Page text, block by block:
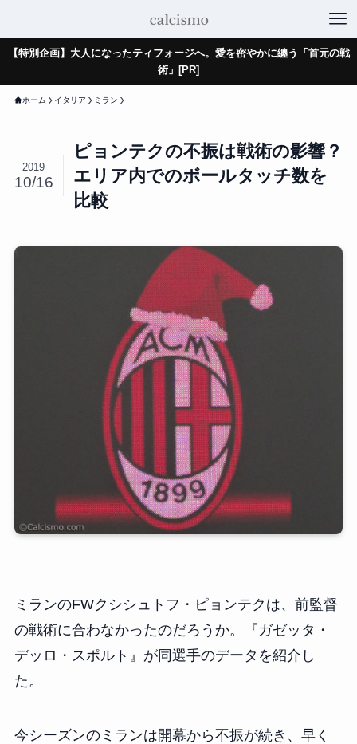
【特別企画】大人になったティフォージへ。愛を密やかに纏う「首元の戦
術」[PR]
ホーム イタリア ミラン
ピョンテクの不振は戦術の影響？
エリア内でのボールタッチ数を
比較
2019
10/16
ミランのFWクシシュトフ・ピョンテクは、前監督
の戦術に合わなかったのだろうか。『ガゼッタ・
デッロ・スポルト』が同選手のデータを紹介し
た。
今シーズンのミランは開幕から不振が続き、早く